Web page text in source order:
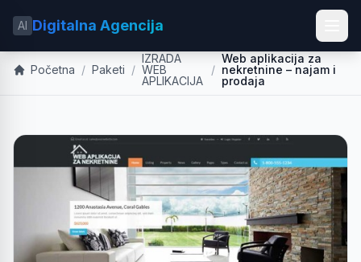
AI Digitalna Agencija
Početna / Paketi /
IZRADA
WEB
APLIKACIJA
/
Web aplikacija za
nekretnine – najam i
prodaja